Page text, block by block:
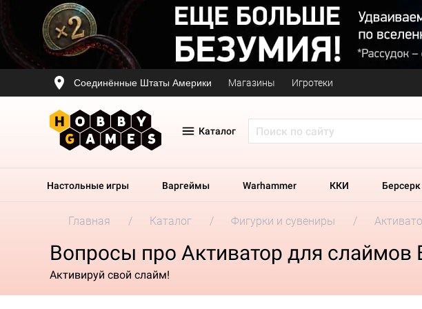
Соединённые Штаты Америки Магазины Игротеки
Каталог
Настольные игры Варгеймы Warhammer ККИ Берсерк
Главная Каталог Фигурки и сувениры
Вопросы про Активатор для слаймов
Активируй свой слайм!